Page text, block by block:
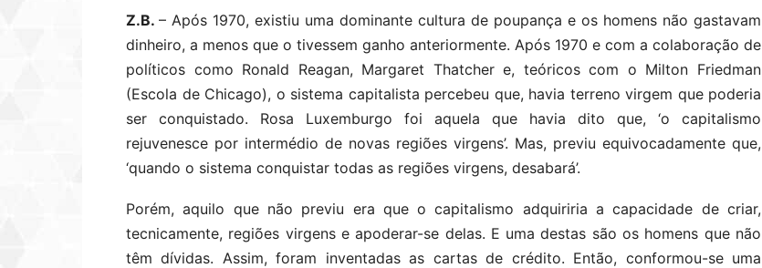
Z.B. – Após 1970, existiu uma dominante cultura de poupança e os homens não gastavam
dinheiro, a menos que o tivessem ganho anteriormente. Após 1970 e com a colaboração de
políticos como Ronald Reagan, Margaret Thatcher e, teóricos com o Milton Friedman
(Escola de Chicago), o sistema capitalista percebeu que, havia terreno virgem que poderia
ser conquistado. Rosa Luxemburgo foi aquela que havia dito que, ‘o capitalismo
rejuvenesce por intermédio de novas regiões virgens’. Mas, previu equivocadamente que,
‘quando o sistema conquistar todas as regiões virgens, desabará’.
Porém, aquilo que não previu era que o capitalismo adquiriria a capacidade de criar,
tecnicamente, regiões virgens e apoderar-se delas. E uma destas são os homens que não
têm dívidas. Assim, foram inventadas as cartas de crédito. Então, conformou-se uma